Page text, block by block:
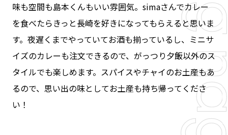
味も空間も島本くんもいい雰囲気。simaさんでカレー
を食べたらきっと長崎を好きになってもらえると思いま
す。夜遅くまでやっていてお酒も揃っているし、ミニサ
イズのカレーも注文できるので、がっつり夕飯以外のス
タイルでも楽しめます。スパイスやチャイのお土産もあ
るので、思い出の味としてお土産も持ち帰ってくださ
い！